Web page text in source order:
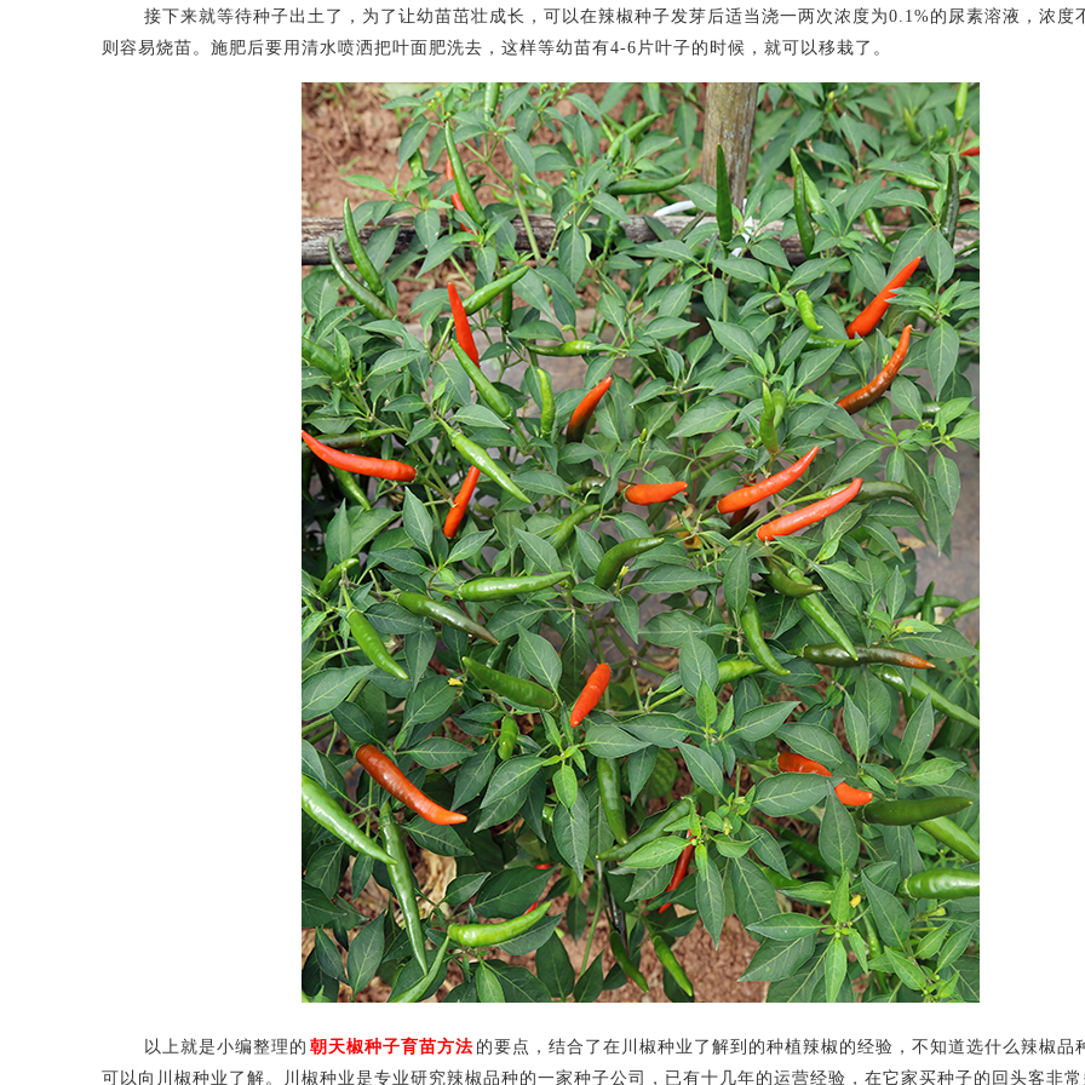
接下来就等待种子出土了，为了让幼苗茁壮成长，可以在辣椒种子发芽后适当浇一两次浓度为0.1%的尿素溶液，浓度
则容易烧苗。施肥后要用清水喷洒把叶面肥洗去，这样等幼苗有4-6片叶子的时候，就可以移栽了。
以上就是小编整理的 朝天椒种子育苗方法 的要点，结合了在川椒种业了解到的种植辣椒的经验，不知道选什么辣椒品
可以向川椒种业了解。川椒种业是专业研究辣椒品种的一家种子公司，已有十几年的运营经验，在它家买种子的回头客非